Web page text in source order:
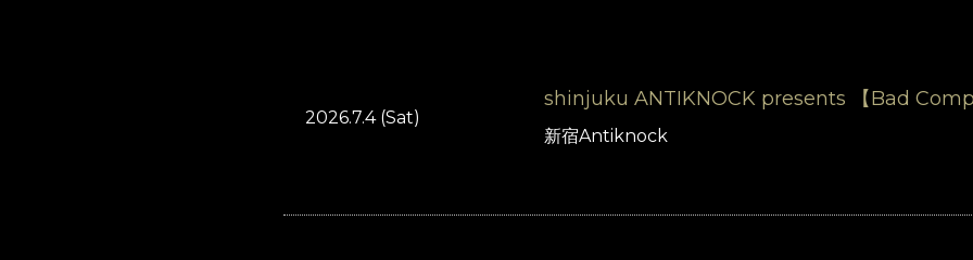
2026.7.4 (Sat)
shinjuku ANTIKNOCK presents 【Bad
新宿Antiknock